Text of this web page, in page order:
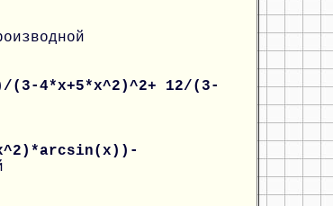
4*x+5*x^2)^2+ 12/(3-